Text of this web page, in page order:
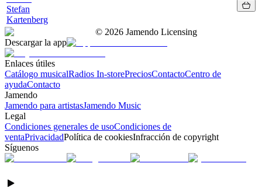
Stefan
Kartenberg
© 2026 Jamendo Licensing
Descargar la app
Enlaces útiles
Catálogo musicalRadios In-storePreciosContactoCentro de
ayudaContacto
Jamendo
Jamendo para artistasJamendo Music
Legal
Condiciones generales de usoCondiciones de
ventaPrivacidadPolítica de cookiesInfracción de copyright
Síguenos